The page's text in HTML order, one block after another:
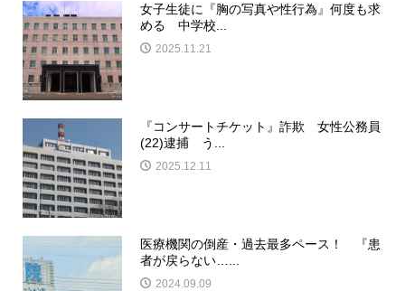
女子生徒に『胸の写真や性行為』何度も求
める 中学校...
2025.11.21
『コンサートチケット』詐欺 女性公務員
(22)逮捕 う...
2025.12.11
医療機関の倒産・過去最多ペース！ 『患
者が戻らない…...
2024.09.09